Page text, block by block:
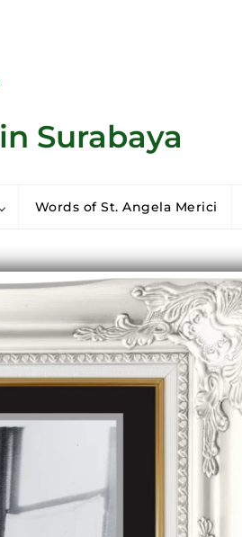
Surabaya
Words of St. Angela Merici